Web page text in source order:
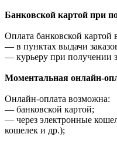
Банковской картой при
Оплата банковской картой
— в пунктах выдачи
— курьеру при получении
Моментальная онлайн-
Онлайн-оплата возможна:
— банковской картой;
— через электронные
кошелек и др.);